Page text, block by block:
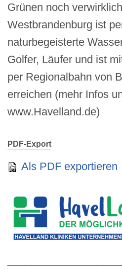
Grünen noch
Westbrandenburg ist
naturbegeisterte
Golfer, Läufer und ist
per Regionalbahn von
erreichen (mehr Infos
www.Havelland.de)
PDF-Export
Als PDF exportieren